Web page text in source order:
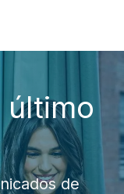
último
de